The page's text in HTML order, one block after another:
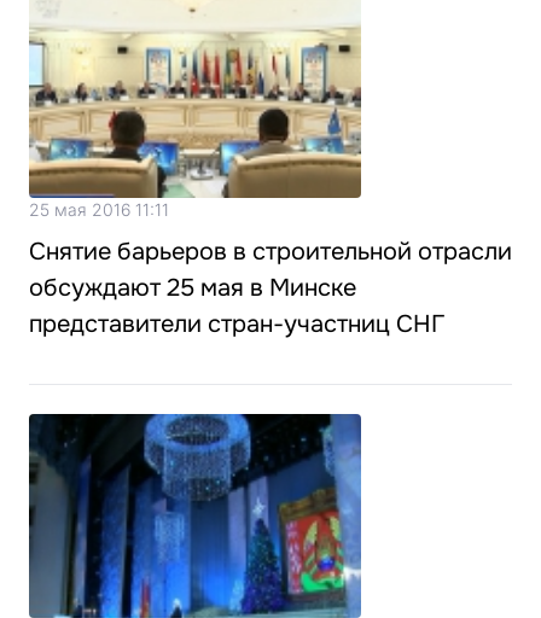
25 мая 2016 11:11
Снятие барьеров в строительной отрасли
обсуждают 25 мая в Минске
представители стран-участниц СНГ